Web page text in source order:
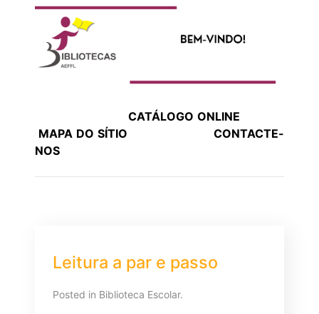
CATÁLOGO ONLINE
MAPA DO SÍTIO
CONTACTE-
NOS
Leitura a par e passo
Posted in Biblioteca Escolar.